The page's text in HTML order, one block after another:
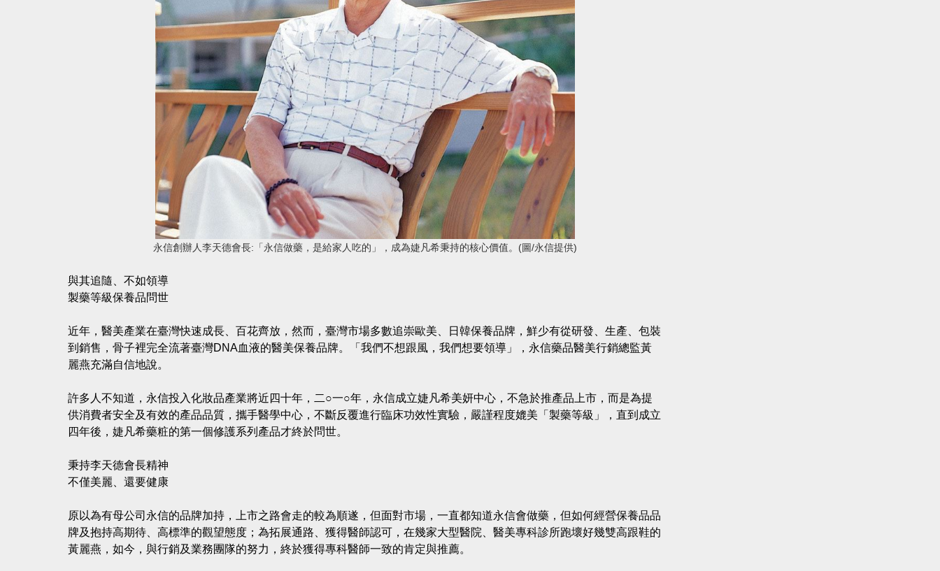
永信創辦人李天德會長:「永信做藥，是給家人吃的」，成為婕凡希秉持的核心價值。(圖/永信提供)
與其追隨、不如領導
製藥等級保養品問世
近年，醫美產業在臺灣快速成長、百花齊放，然而，臺灣市場多數追崇歐美、日韓保養品牌，鮮少有從研發、生產、包裝
到銷售，骨子裡完全流著臺灣DNA血液的醫美保養品牌。「我們不想跟風，我們想要領導」，永信藥品醫美行銷總監黃
麗燕充滿自信地說。
許多人不知道，永信投入化妝品產業將近四十年，二○一○年，永信成立婕凡希美妍中心，不急於推產品上市，而是為提
供消費者安全及有效的產品品質，攜手醫學中心，不斷反覆進行臨床功效性實驗，嚴謹程度媲美「製藥等級」，直到成立
四年後，婕凡希藥粧的第一個修護系列產品才終於問世。
秉持李天德會長精神
不僅美麗、還要健康
原以為有母公司永信的品牌加持，上市之路會走的較為順遂，但面對市場，一直都知道永信會做藥，但如何經營保養品品
牌及抱持高期待、高標準的觀望態度；為拓展通路、獲得醫師認可，在幾家大型醫院、醫美專科診所跑壞好幾雙高跟鞋的
黃麗燕，如今，與行銷及業務團隊的努力，終於獲得專科醫師一致的肯定與推薦。